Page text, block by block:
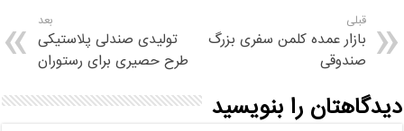
قبلی
بازار عمده کلمن سفری بزرگ
صندوقی
بعد
تولیدی صندلی پلاستیکی
طرح حصیری برای رستوران
دیدگاهتان را بنویسید